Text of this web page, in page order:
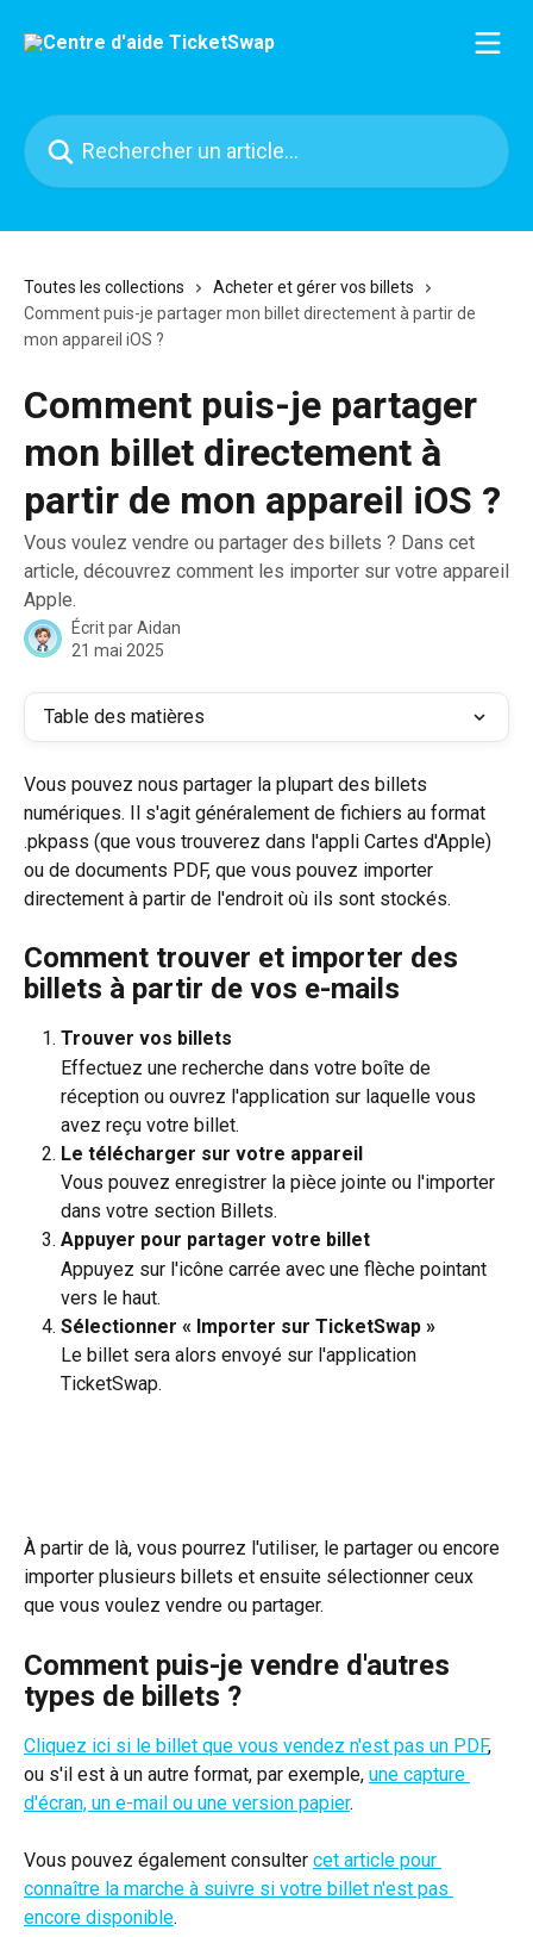
Rechercher un article...
Toutes les collections
Acheter et gérer vos billets
Comment puis-je partager mon billet directement à partir de
mon appareil iOS ?
Comment puis-je partager
mon billet directement à
partir de mon appareil iOS ?
Vous voulez vendre ou partager des billets ? Dans cet
article, découvrez comment les importer sur votre appareil
Apple.
Écrit parAidan
21 mai 2025
Table des matières
Vous pouvez nous partager la plupart des billets
numériques. Il s'agit généralement de fichiers au format
.pkpass (que vous trouverez dans l'appli Cartes d'Apple)
ou de documents PDF, que vous pouvez importer
directement à partir de l'endroit où ils sont stockés.
Comment trouver et importer des
billets à partir de vos e-mails
Trouver vos billets
Effectuez une recherche dans votre boîte de
réception ou ouvrez l'application sur laquelle vous
avez reçu votre billet.
Le télécharger sur votre appareil
Vous pouvez enregistrer la pièce jointe ou l'importer
dans votre section Billets.
Appuyer pour partager votre billet
Appuyez sur l'icône carrée avec une flèche pointant
vers le haut.
Sélectionner « Importer sur TicketSwap »
Le billet sera alors envoyé sur l'application
TicketSwap.
À partir de là, vous pourrez l'utiliser, le partager ou encore
importer plusieurs billets et ensuite sélectionner ceux
que vous voulez vendre ou partager.
Comment puis-je vendre d'autres
types de billets ?
Cliquez ici si le billet que vous vendez n'est pas un PDF,
ou s'il est à un autre format, par exemple, une capture
d'écran, un e-mail ou une version papier.
Vous pouvez également consulter cet article pour
connaître la marche à suivre si votre billet n'est pas
encore disponible.